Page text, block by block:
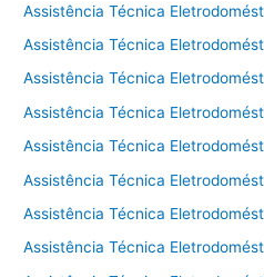
Assistência Técnica
Assistência Técnica
Assistência Técnica
Assistência Técnica
Assistência Técnica
Assistência Técnica
Assistência Técnica
Assistência Técnica